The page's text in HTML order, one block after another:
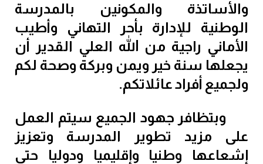
والأساتذة والمكونين بالمدرسة
الوطنية للإدارة بأحر التهاني وأطيب
الأماني راجية من الله العلي القدير أن
يجعلها سنة خير ويمن وبركة وصحة لكم
ولجميع أفراد عائلاتكم.
وبتظافر جهود الجميع سيتم العمل
على مزيد تطوير المدرسة وتعزيز
إشعاعها وطنيا وإقليميا ودوليا حتى